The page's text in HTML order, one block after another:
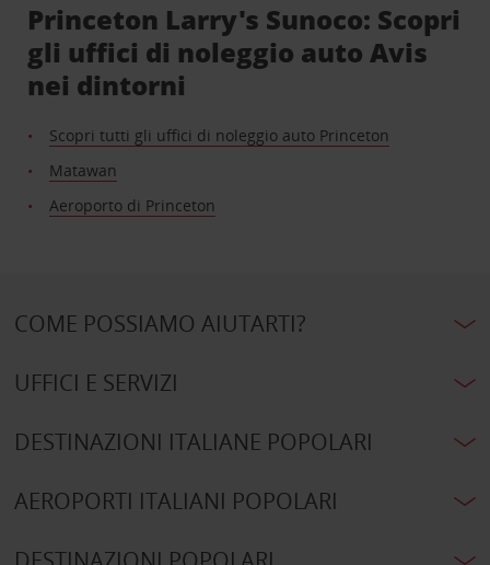
Princeton Larry's Sunoco: Scopri
gli uffici di noleggio auto Avis
nei dintorni
Scopri tutti gli uffici di noleggio auto Princeton
Matawan
Aeroporto di Princeton
COME POSSIAMO AIUTARTI?
UFFICI E SERVIZI
DESTINAZIONI ITALIANE POPOLARI
AEROPORTI ITALIANI POPOLARI